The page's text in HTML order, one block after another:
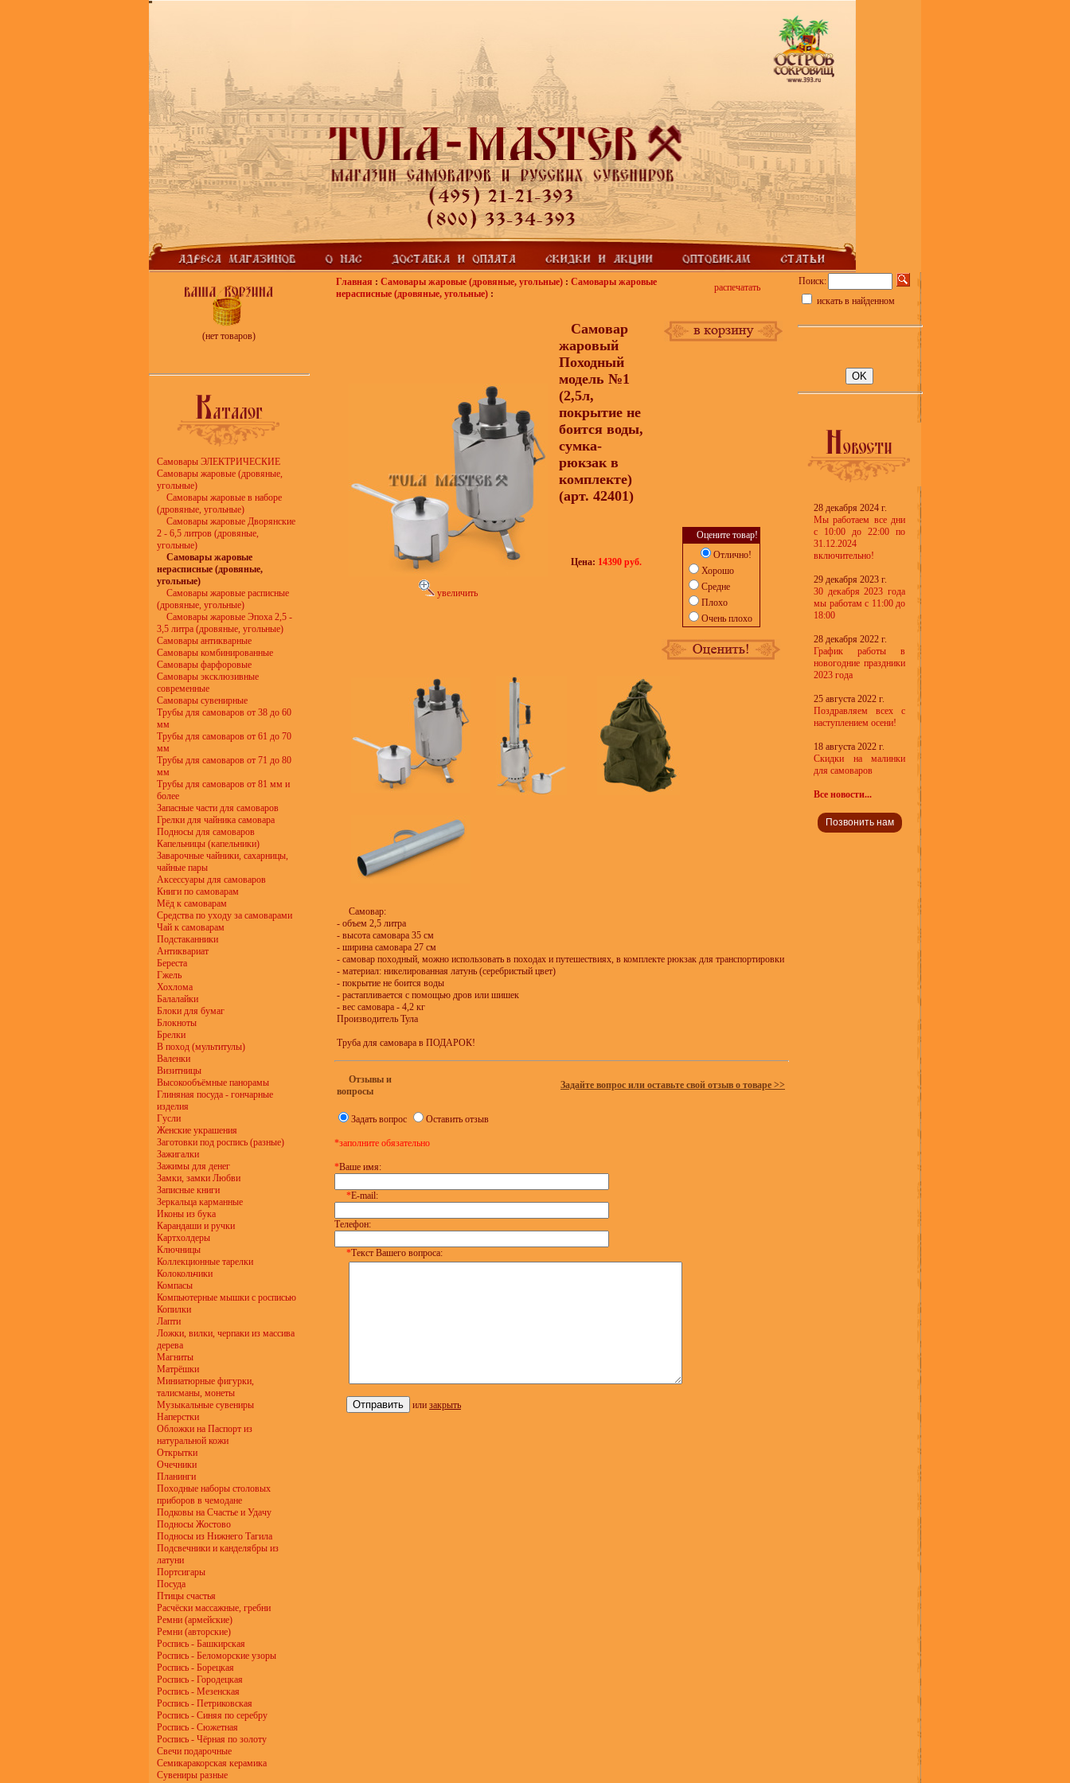
(нет товаров)
Самовары ЭЛЕКТРИЧЕСКИЕ
Самовары жаровые (дровяные,
угольные)
Самовары жаровые в наборе
(дровяные, угольные)
Самовары жаровые Дворянские
2 - 6,5 литров (дровяные,
угольные)
Самовары жаровые
нерасписные (дровяные,
угольные)
Самовары жаровые расписные
(дровяные, угольные)
Самовары жаровые Эпоха 2,5 -
3,5 литра (дровяные, угольные)
Самовары антикварные
Самовары комбинированные
Самовары фарфоровые
Самовары эксклюзивные
современные
Самовары сувенирные
Трубы для самоваров от 38 до 60
мм
Трубы для самоваров от 61 до 70
мм
Трубы для самоваров от 71 до 80
мм
Трубы для самоваров от 81 мм и
более
Запасные части для самоваров
Грелки для чайника самовара
Подносы для самоваров
Капельницы (капельники)
Заварочные чайники, сахарницы,
чайные пары
Аксессуары для самоваров
Книги по самоварам
Мёд к самоварам
Средства по уходу за самоварами
Чай к самоварам
Подстаканники
Антиквариат
Береста
Гжель
Хохлома
Балалайки
Блоки для бумаг
Блокноты
Брелки
В поход (мультитулы)
Валенки
Визитницы
Высокообъёмные панорамы
Глиняная посуда - гончарные
изделия
Гусли
Женские украшения
Заготовки под роспись (разные)
Зажигалки
Зажимы для денег
Замки, замки Любви
Записные книги
Зеркальца карманные
Иконы из бука
Карандаши и ручки
Картхолдеры
Ключницы
Коллекционные тарелки
Колокольчики
Компасы
Компьютерные мышки с росписью
Копилки
Лапти
Ложки, вилки, черпаки из массива
дерева
Магниты
Матрёшки
Миниатюрные фигурки,
талисманы, монеты
Музыкальные сувениры
Наперстки
Обложки на Паспорт из
натуральной кожи
Открытки
Очечники
Планинги
Походные наборы столовых
приборов в чемодане
Подковы на Счастье и Удачу
Подносы Жостово
Подносы из Нижнего Тагила
Подсвечники и канделябры из
латуни
Портсигары
Посуда
Птицы счастья
Расчёски массажные, гребни
Ремни (армейские)
Ремни (авторские)
Роспись - Башкирская
Роспись - Беломорские узоры
Роспись - Борецкая
Роспись - Городецкая
Роспись - Мезенская
Роспись - Петриковская
Роспись - Синяя по серебру
Роспись - Сюжетная
Роспись - Чёрная по золоту
Свечи подарочные
Семикаракорская керамика
Сувениры разные
Главная : Самовары жаровые (дровяные, угольные) : Самовары жаровые
нерасписные (дровяные, угольные) :
распечатать
увеличить
Самовар
жаровый
Походный
модель №1
(2,5л,
покрытие не
боится воды,
сумка-
рюкзак в
комплекте)
(арт. 42401)
Цена: 14390 руб.
Оцените товар!
Отлично!
Хорошо
Средне
Плохо
Очень плохо
Самовар:
- объем 2,5 литра
- высота самовара 35 см
- ширина самовара 27 см
- самовар походный, можно использовать в походах и путешествиях, в комплекте рюкзак для транспортировки
- материал: никелированная латунь (серебристый цвет)
- покрытие не боится воды
- растапливается с помощью дров или шишек
- вес самовара - 4,2 кг
Производитель Тула
Труба для самовара в ПОДАРОК!
Отзывы и
вопросы
Задайте вопрос или оставьте свой отзыв о товаре >>
Задать вопрос Оставить отзыв
*заполните обязательно
*Ваше имя:
*E-mail:
Телефон:
*Текст Вашего вопроса:
или закрыть
Поиск:
искать в найденном
28 декабря 2024 г.
Мы работаем все дни
с 10:00 до 22:00 по
31.12.2024
включительно!
29 декабря 2023 г.
30 декабря 2023 года
мы работам с 11:00 до
18:00
28 декабря 2022 г.
График работы в
новогодние праздники
2023 года
25 августа 2022 г.
Поздравляем всех с
наступлением осени!
18 августа 2022 г.
Скидки на малинки
для самоваров
Все новости...
Позвонить нам